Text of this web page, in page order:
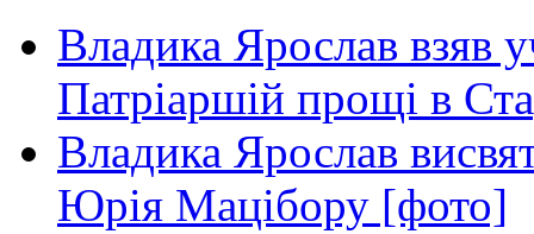
Владика Ярослав взяв
Патріаршій прощі в
Владика Ярослав
Юрія Мацібору [фото]